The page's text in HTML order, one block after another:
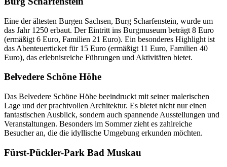
Eine der ältesten Burgen Sachsen, Burg Scharfenstein, wurde um
das Jahr 1250 erbaut. Der Eintritt ins Burgmuseum beträgt 8 Euro
(ermäßigt 6 Euro, Familien 21 Euro). Ein besonderes Highlight ist
das Abenteuerticket für 15 Euro (ermäßigt 11 Euro, Familien 40
Euro), das erlebnisreiche Führungen und Aktivitäten bietet.
Belvedere Schöne Höhe
Das Belvedere Schöne Höhe beeindruckt mit seiner malerischen
Lage und der prachtvollen Architektur. Es bietet nicht nur einen
fantastischen Ausblick, sondern auch spannende Ausstellungen und
Veranstaltungen. Besonders im Sommer zieht es zahlreiche
Besucher an, die die idyllische Umgebung erkunden möchten.
Fürst-Pückler-Park Bad Muskau